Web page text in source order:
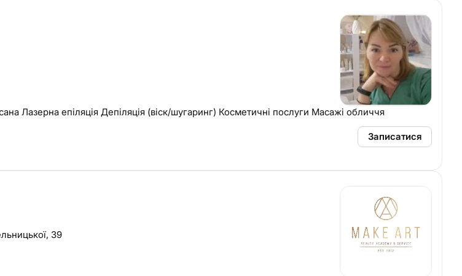
Лазерна епіляція Депіляція (віск/шугаринг) Косметичні послуги Масажі обличчя
Записатися
39